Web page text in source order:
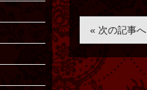
« 次の記事へ